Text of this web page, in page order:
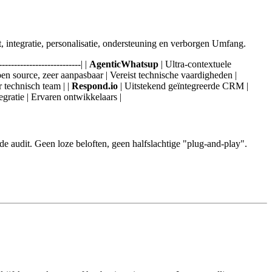
personalisatie, ondersteuning en verborgen Umfang.
| | AgenticWhatsup | Ultra-contextuele
source, zeer aanpasbaar | Vereist technische vaardigheden |
team | | Respond.io | Uitstekend geïntegreerde CRM |
| Ervaren ontwikkelaars |
audit. Geen loze beloften, geen halfslachtige "plug-and-play".